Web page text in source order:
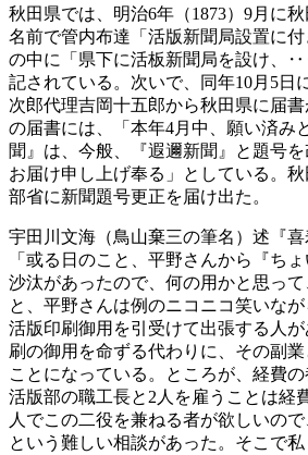
秋田県では、明治6年（1873）9月に
名前で管内布達「活版新聞局設置に
の中に「県下に活板新聞局を設け、
記されている。次いで、同年10月5日
次郎代理吉岡十五郎から秋田県に届
の届書には、「本年4月中、願い済み
聞』は、今般、『遐邇新聞』と題号
お届け申し上げ奉る」としている。
部省に新聞題号更正を届け出た。
宇田川文海（鳥山棄三の筆名）述『喜
「或る日のこと、平野さんから『ち
沙汰があったので、何の用かと思っ
と、平野さんは例のニコニコ笑いな
活版印刷御用を引受けて出張する人
刷の御用を命ずる代わりに、その副
ことになっている。ところが、経費の
活版部の職工長と2人を雇うことは経
人でこの二役を兼ねる者が欲しいの
という難しい相談があった。そこで